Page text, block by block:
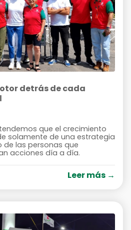
detrás de cada
que el crecimiento
solamente de una estrategia
de las personas que
acciones día a día.
Leer más →